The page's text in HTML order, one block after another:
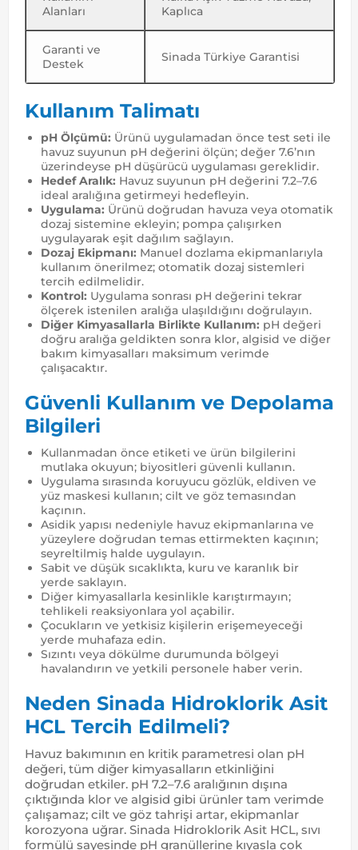
Alanları
Kaplıca
Garanti ve
Destek
Sinada Türkiye Garantisi
Kullanım Talimatı
pH Ölçümü: Ürünü uygulamadan önce test seti ile
havuz suyunun pH değerini ölçün; değer 7.6’nın
üzerindeyse pH düşürücü uygulaması gereklidir.
Hedef Aralık: Havuz suyunun pH değerini 7.2–7.6
ideal aralığına getirmeyi hedefleyin.
Uygulama: Ürünü doğrudan havuza veya otomatik
dozaj sistemine ekleyin; pompa çalışırken
uygulayarak eşit dağılım sağlayın.
Dozaj Ekipmanı: Manuel dozlama ekipmanlarıyla
kullanım önerilmez; otomatik dozaj sistemleri
tercih edilmelidir.
Kontrol: Uygulama sonrası pH değerini tekrar
ölçerek istenilen aralığa ulaşıldığını doğrulayın.
Diğer Kimyasallarla Birlikte Kullanım: pH değeri
doğru aralığa geldikten sonra klor, algisid ve diğer
bakım kimyasalları maksimum verimde
çalışacaktır.
Güvenli Kullanım ve Depolama
Bilgileri
Kullanmadan önce etiketi ve ürün bilgilerini
mutlaka okuyun; biyositleri güvenli kullanın.
Uygulama sırasında koruyucu gözlük, eldiven ve
yüz maskesi kullanın; cilt ve göz temasından
kaçının.
Asidik yapısı nedeniyle havuz ekipmanlarına ve
yüzeylere doğrudan temas ettirmekten kaçının;
seyreltilmiş halde uygulayın.
Sabit ve düşük sıcaklıkta, kuru ve karanlık bir
yerde saklayın.
Diğer kimyasallarla kesinlikle karıştırmayın;
tehlikeli reaksiyonlara yol açabilir.
Çocukların ve yetkisiz kişilerin erişemeyeceği
yerde muhafaza edin.
Sızıntı veya dökülme durumunda bölgeyi
havalandırın ve yetkili personele haber verin.
Neden Sinada Hidroklorik Asit
HCL Tercih Edilmeli?
Havuz bakımının en kritik parametresi olan pH
değeri, tüm diğer kimyasalların etkinliğini
doğrudan etkiler. pH 7.2–7.6 aralığının dışına
çıktığında klor ve algisid gibi ürünler tam verimde
çalışamaz; cilt ve göz tahrişi artar, ekipmanlar
korozyona uğrar. Sinada Hidroklorik Asit HCL, sıvı
formülü sayesinde pH granüllerine kıyasla çok